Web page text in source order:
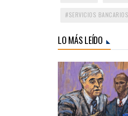
SERVICIOS
LO MÁS LEÍDO